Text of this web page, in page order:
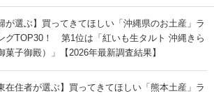
が選ぶ】買ってきてほしい「沖縄県のお土産」ラ
グTOP30！ 第1位は「紅いも生タルト 沖縄きら
菓子御殿）」【2026年最新調査結果】
在住者が選ぶ】買ってきてほしい「熊本土産」ラ